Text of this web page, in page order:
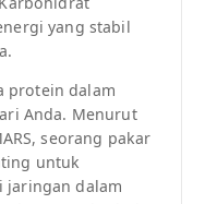
yang stabil
protein dalam
Anda. Menurut
seorang pakar
untuk
jaringan dalam